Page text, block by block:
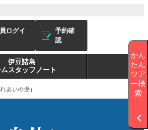
ログイ
予約確
認
伊豆諸島
スタッフノート
あいの湯」
かん
たん
ツア
ー検
索